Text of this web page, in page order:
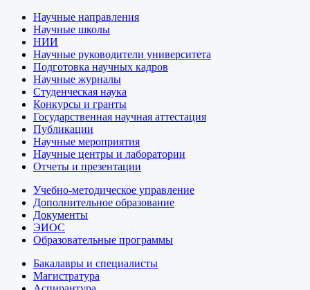
Научные направления
Научные школы
НИИ
Научные руководители университета
Подготовка научных кадров
Научные журналы
Студенческая наука
Конкурсы и гранты
Государственная научная аттестация
Публикации
Научные мероприятия
Научные центры и лаборатории
Отчеты и презентации
Учебно-методическое управление
Дополнительное образование
Документы
ЭИОС
Образовательные программы
Бакалавры и специалисты
Магистратура